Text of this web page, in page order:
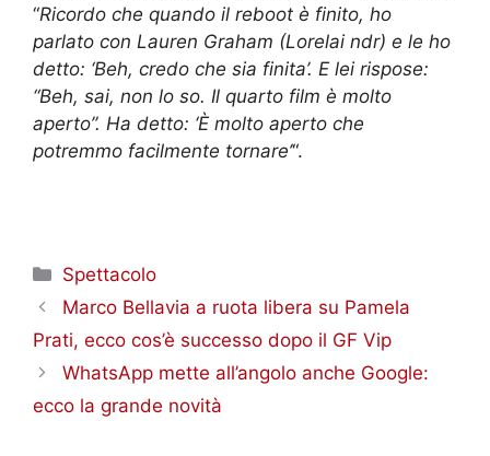
“Ricordo che quando il reboot è finito, ho
parlato con Lauren Graham (Lorelai ndr) e le ho
detto: ‘Beh, credo che sia finita’. E lei rispose:
“Beh, sai, non lo so. Il quarto film è molto
aperto”. Ha detto: ‘È molto aperto che
potremmo facilmente tornare’“.
Categorie
Spettacolo
Marco Bellavia a ruota libera su Pamela
Prati, ecco cos’è successo dopo il GF Vip
WhatsApp mette all’angolo anche Google:
ecco la grande novità